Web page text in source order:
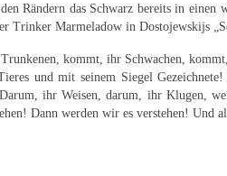
Rändern das Schwarz bereits in
Trinker Marmeladow in Dostojewskijs
kommt, ihr Schwachen,
und mit seinem Siegel
ihr Weisen, darum, ihr Klugen,
Dann werden wir es verstehen! Und